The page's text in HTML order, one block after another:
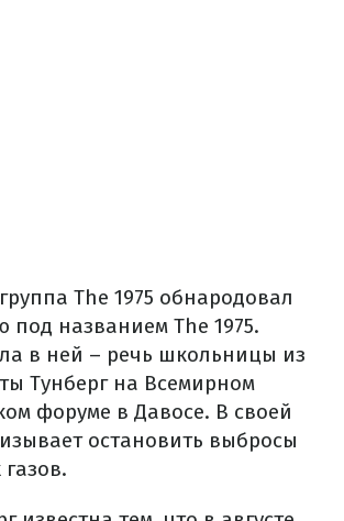
The 1975 обнародовал
под названием The 1975.
в ней – речь школьницы из
Тунберг на Всемирном
форуме в Давосе. В своей
остановить выбросы